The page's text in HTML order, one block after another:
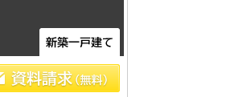
古一戸建
ンション
地